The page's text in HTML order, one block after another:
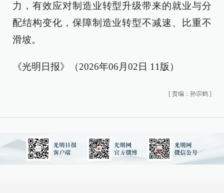
力，有效应对制造业转型升级带来的就业与分
配结构变化，保障制造业转型不减速、比重不
滑坡。
《光明日报》（2026年06月02日 11版）
[ 责编：孙宗鹤 ]